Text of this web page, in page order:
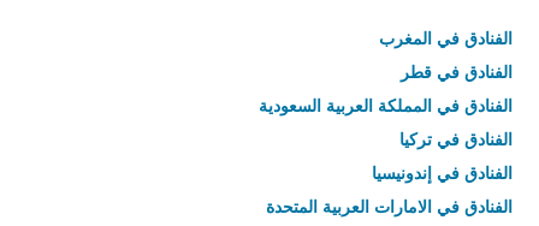
الفنادق في المغرب
الفنادق في قطر
الفنادق في المملكة العربية السعودية
الفنادق في تركيا
الفنادق في إندونيسيا
الفنادق في الامارات العربية المتحدة